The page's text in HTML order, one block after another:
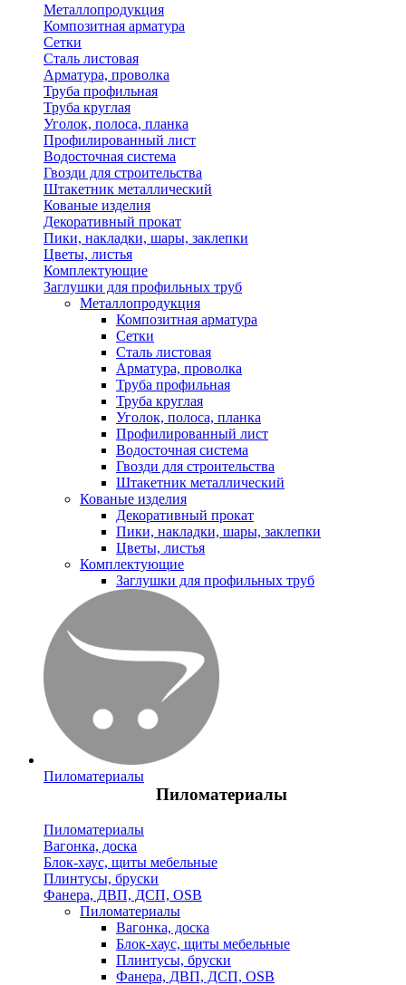
Металлопродукция
Композитная арматура
Сетки
Сталь листовая
Арматура, проволка
Труба профильная
Труба круглая
Уголок, полоса, планка
Профилированный лист
Водосточная система
Гвозди для строительства
Штакетник металлический
Кованые изделия
Декоративный прокат
Пики, накладки, шары, заклепки
Цветы, листья
Комплектующие
Заглушки для профильных труб
Металлопродукция
Композитная арматура
Сетки
Сталь листовая
Арматура, проволка
Труба профильная
Труба круглая
Уголок, полоса, планка
Профилированный лист
Водосточная система
Гвозди для строительства
Штакетник металлический
Кованые изделия
Декоративный прокат
Пики, накладки, шары, заклепки
Цветы, листья
Комплектующие
Заглушки для профильных труб
Пиломатериалы
Пиломатериалы
Пиломатериалы
Вагонка, доска
Блок-хаус, щиты мебельные
Плинтусы, бруски
Фанера, ДВП, ДСП, OSB
Пиломатериалы
Вагонка, доска
Блок-хаус, щиты мебельные
Плинтусы, бруски
Фанера, ДВП, ДСП, OSB